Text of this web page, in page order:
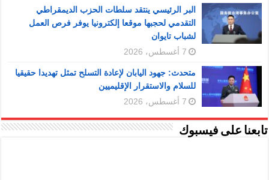
البر الرئيسي ينتقد سلطات الحزب الديمقراطي
التقدمي لحجبها موقعا إلكترونيا يوفر فرص العمل
لشباب تايوان
7 أغسطس، 2026
متحدث: جهود اليابان لإعادة التسلح تمثل تهديدا حقيقيا
للسلام والاستقرار الإقليميين
7 أغسطس، 2026
تابعنا على فيسبوك